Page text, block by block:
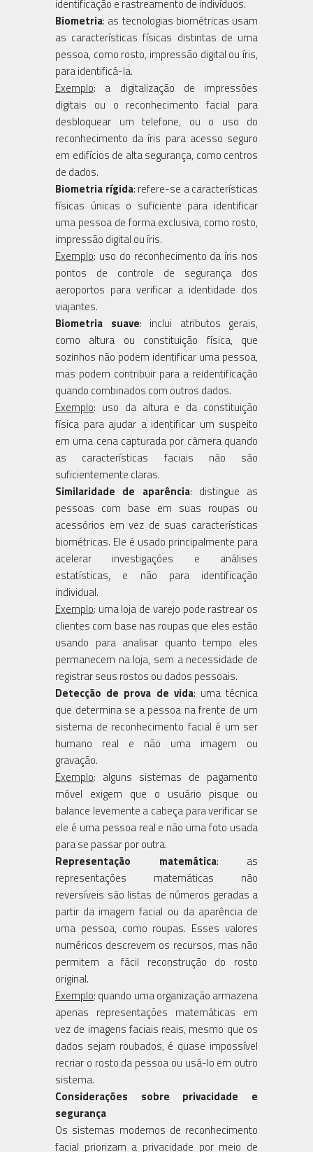
identificação e rastreamento de indivíduos.
Biometria: as tecnologias biométricas usam
as características físicas distintas de uma
pessoa, como rosto, impressão digital ou íris,
para identificá-la.
Exemplo: a digitalização de impressões
digitais ou o reconhecimento facial para
desbloquear um telefone, ou o uso do
reconhecimento da íris para acesso seguro
em edifícios de alta segurança, como centros
de dados.
Biometria rígida: refere-se a características
físicas únicas o suficiente para identificar
uma pessoa de forma exclusiva, como rosto,
impressão digital ou íris.
Exemplo: uso do reconhecimento da íris nos
pontos de controle de segurança dos
aeroportos para verificar a identidade dos
viajantes.
Biometria suave: inclui atributos gerais,
como altura ou constituição física, que
sozinhos não podem identificar uma pessoa,
mas podem contribuir para a reidentificação
quando combinados com outros dados.
Exemplo: uso da altura e da constituição
física para ajudar a identificar um suspeito
em uma cena capturada por câmera quando
as características faciais não são
suficientemente claras.
Similaridade de aparência: distingue as
pessoas com base em suas roupas ou
acessórios em vez de suas características
biométricas. Ele é usado principalmente para
acelerar investigações e análises
estatísticas, e não para identificação
individual.
Exemplo: uma loja de varejo pode rastrear os
clientes com base nas roupas que eles estão
usando para analisar quanto tempo eles
permanecem na loja, sem a necessidade de
registrar seus rostos ou dados pessoais.
Detecção de prova de vida: uma técnica
que determina se a pessoa na frente de um
sistema de reconhecimento facial é um ser
humano real e não uma imagem ou
gravação.
Exemplo: alguns sistemas de pagamento
móvel exigem que o usuário pisque ou
balance levemente a cabeça para verificar se
ele é uma pessoa real e não uma foto usada
para se passar por outra.
Representação matemática: as
representações matemáticas não
reversíveis são listas de números geradas a
partir da imagem facial ou da aparência de
uma pessoa, como roupas. Esses valores
numéricos descrevem os recursos, mas não
permitem a fácil reconstrução do rosto
original.
Exemplo: quando uma organização armazena
apenas representações matemáticas em
vez de imagens faciais reais, mesmo que os
dados sejam roubados, é quase impossível
recriar o rosto da pessoa ou usá-lo em outro
sistema.
Considerações sobre privacidade e
segurança
Os sistemas modernos de reconhecimento
facial priorizam a privacidade por meio de